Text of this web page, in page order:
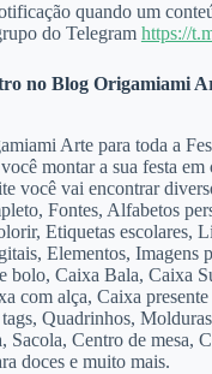
quando um
do Telegram https://
no Blog Origamiami
Arte para toda a
montar a sua festa em
você vai encontrar
Fontes, Alfabetos
Etiquetas escolares,
Elementos, Imagens
bolo, Caixa Bala, Caixa
com alça, Caixa
Quadrinhos,
Sacola, Centro de mesa,
doces e muito mais.